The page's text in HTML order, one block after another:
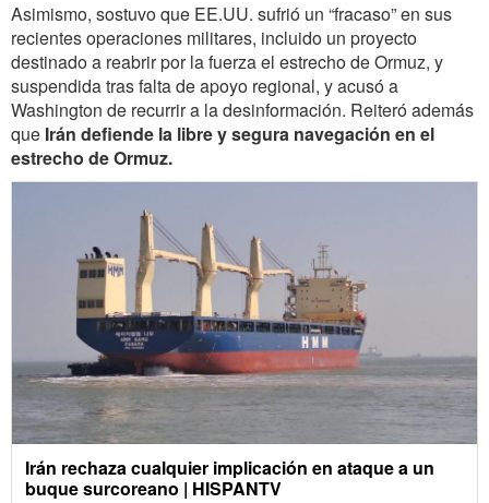
Asimismo, sostuvo que EE.UU. sufrió un “fracaso” en sus
recientes operaciones militares, incluido un proyecto
destinado a reabrir por la fuerza el estrecho de Ormuz, y
suspendida tras falta de apoyo regional, y acusó a
Washington de recurrir a la desinformación. Reiteró además
que Irán defiende la libre y segura navegación en el
estrecho de Ormuz.
Irán rechaza cualquier implicación en ataque a un
buque surcoreano | HISPANTV